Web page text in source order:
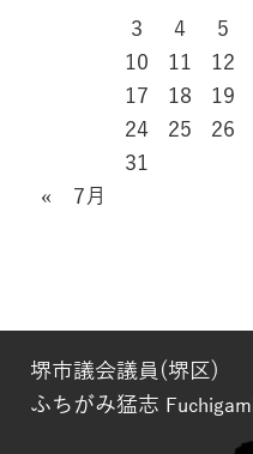
3
4 5
10
11 12
17
18 19
24
25 26
31
« 7月
堺市議会議員(堺区)
ふちがみ猛志